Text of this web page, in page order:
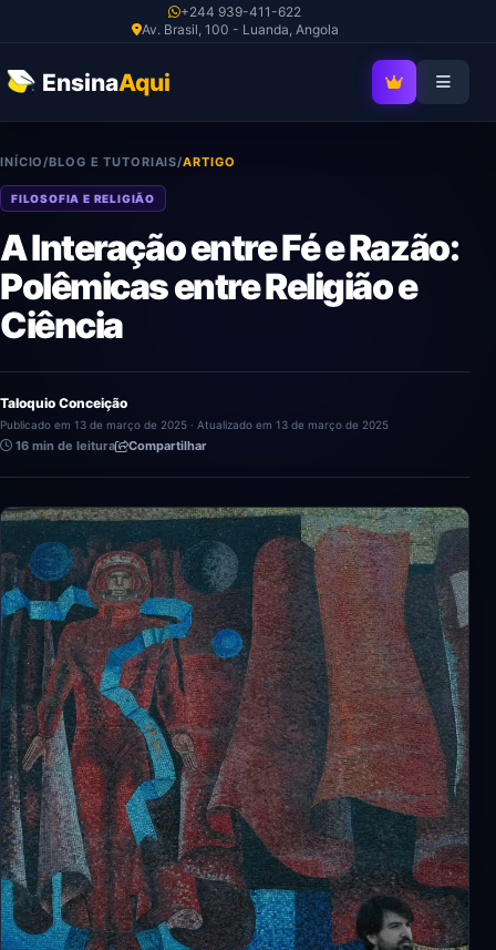
+244 939-411-622
Av. Brasil, 100 - Luanda, Angola
EnsinaAqui SEJA MEMBRO
o
conteúdo
INÍCIO/BLOG E TUTORIAIS/ARTIGO
FILOSOFIA E RELIGIÃO
A Interação entre Fé e Razão:
Polêmicas entre Religião e
Ciência
Taloquio Conceição
Publicado em 13 de março de 2025 · Atualizado em 13 de março de 2025
16 min de leitura Compartilhar